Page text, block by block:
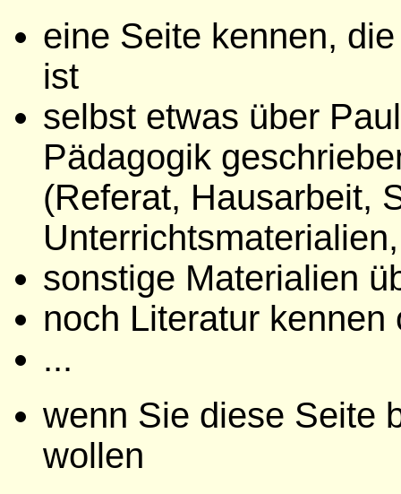
eine Seite kennen,
ist
selbst etwas über
Pädagogik
(Referat, Hausarbeit,
sonstige Materialien
noch Literatur
...
wenn Sie diese Seite
wollen